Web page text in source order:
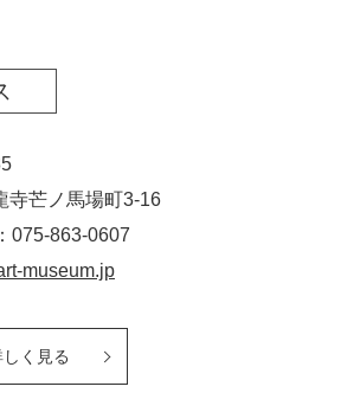
寺芒ノ馬場町3-16
075-863-0607
museum.jp
く見る